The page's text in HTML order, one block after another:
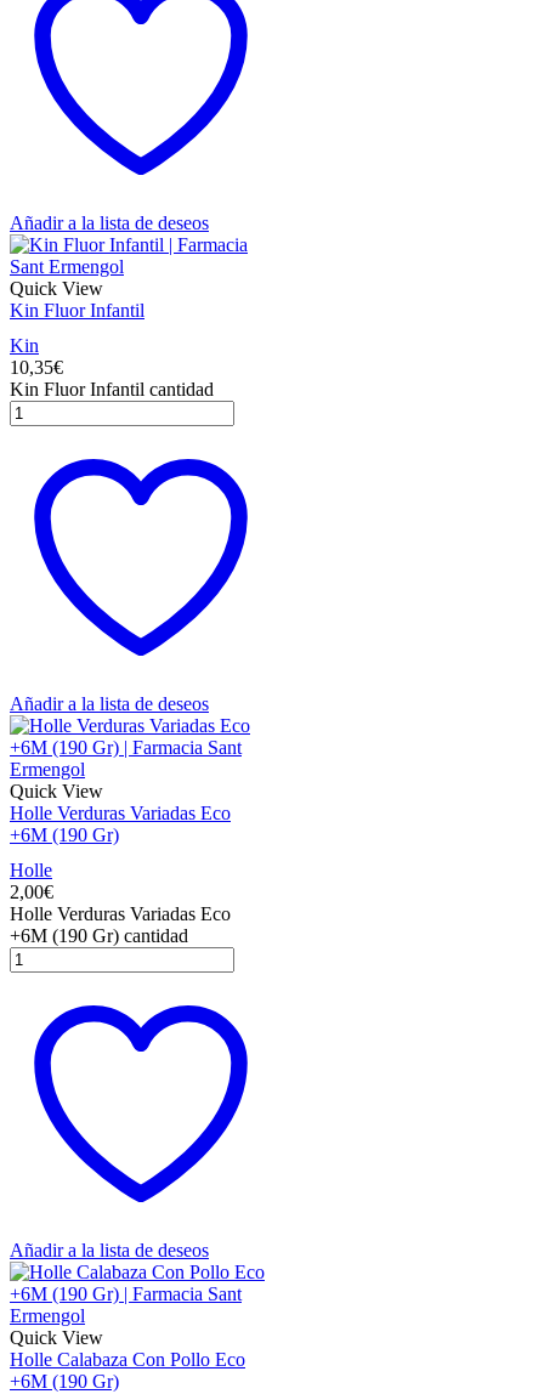
Añadir a la lista de deseos
Quick View
Kin Fluor Infantil
Kin
10,35€
Kin Fluor Infantil cantidad
Añadir a la lista de deseos
Quick View
Holle Verduras Variadas Eco
+6M (190 Gr)
Holle
2,00€
Holle Verduras Variadas Eco
+6M (190 Gr) cantidad
Añadir a la lista de deseos
Quick View
Holle Calabaza Con Pollo Eco
+6M (190 Gr)